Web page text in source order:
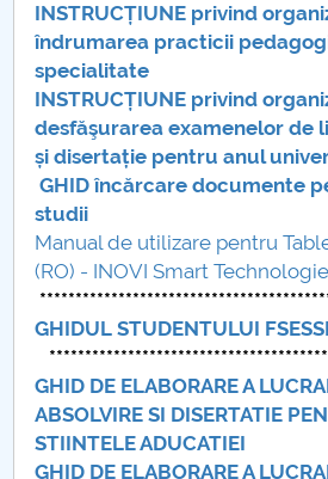
INSTRUCȚIUNE privind
îndrumarea practicii
specialitate
INSTRUCȚIUNE privind
desfăşurarea examenelor de
și disertație pentru anul
GHID încărcare documente
studii
Manual de utilizare pentru
(RO) - INOVI Smart
GHIDUL STUDENTULUI
GHID DE ELABORARE A
ABSOLVIRE SI DISERTATIE
STIINTELE ADUCATIEI
GHID DE ELABORARE A